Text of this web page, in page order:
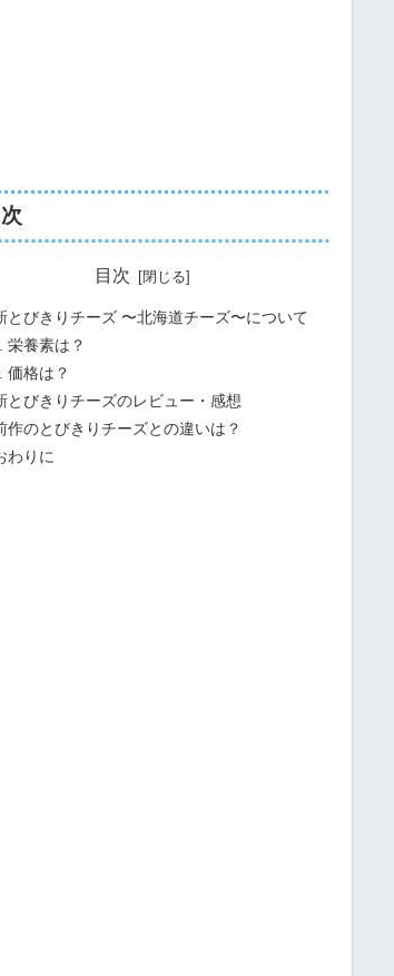
目次
とびきりチーズ 〜北海道チーズ〜について
栄養素は？
価格は？
とびきりチーズのレビュー・感想
作のとびきりチーズとの違いは？
わりに